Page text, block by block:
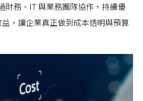
財務、IT 與業務團隊協作，持續優
，讓企業真正做到成本透明與預算